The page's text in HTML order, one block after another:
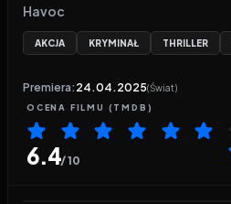
Havoc
AKCJA KRYMINAŁ THRILLER
Premiera: 24.04.2025(Świat)
OCENA FILMU (TMDB)
6.4/ 10